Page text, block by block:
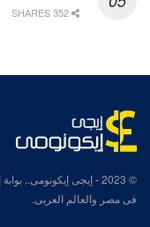
© 2023
- إيجى إيكونومى..
فى مصر والعالم العربى.